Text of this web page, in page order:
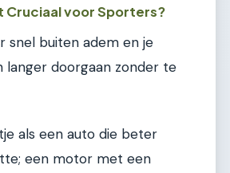
Cruciaal voor Sporters?
snel buiten adem en je
langer doorgaan zonder te
als een auto die beter
een motor met een